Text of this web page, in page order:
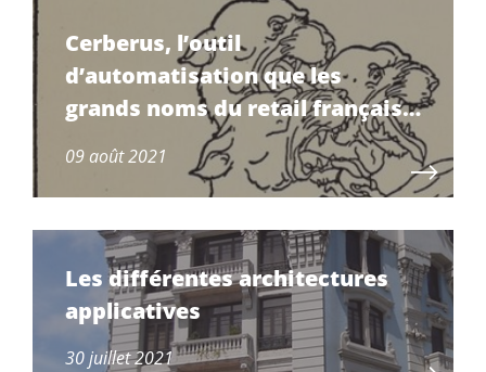
09 août 2021
Cerberus, l’outil
d’automatisation que les
grands noms du retail français
utilisent
30 juillet 2021
Les différentes architectures
applicatives